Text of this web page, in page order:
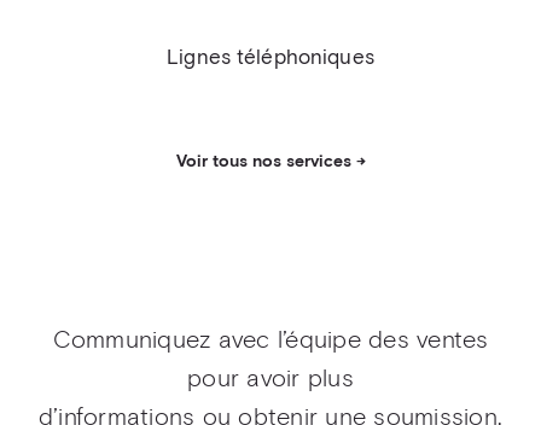
Lignes téléphoniques
Voir tous nos services
Communiquez avec l’équipe des ventes
pour avoir plus
d’informations ou obtenir une soumission.